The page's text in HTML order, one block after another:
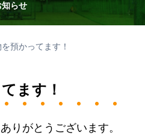
知らせ
預かってます！
ます！
りがとうございます。